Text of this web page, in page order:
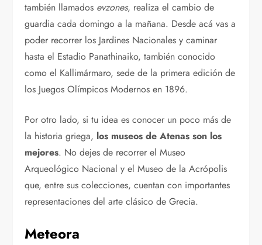
también llamados evzones, realiza el cambio de
guardia cada domingo a la mañana. Desde acá vas a
poder recorrer los Jardines Nacionales y caminar
hasta el Estadio Panathinaiko, también conocido
como el Kallimármaro, sede de la primera edición de
los Juegos Olímpicos Modernos en 1896.
Por otro lado, si tu idea es conocer un poco más de
la historia griega, los museos de Atenas son los
mejores. No dejes de recorrer el Museo
Arqueológico Nacional y el Museo de la Acrópolis
que, entre sus colecciones, cuentan con importantes
representaciones del arte clásico de Grecia.
Meteora